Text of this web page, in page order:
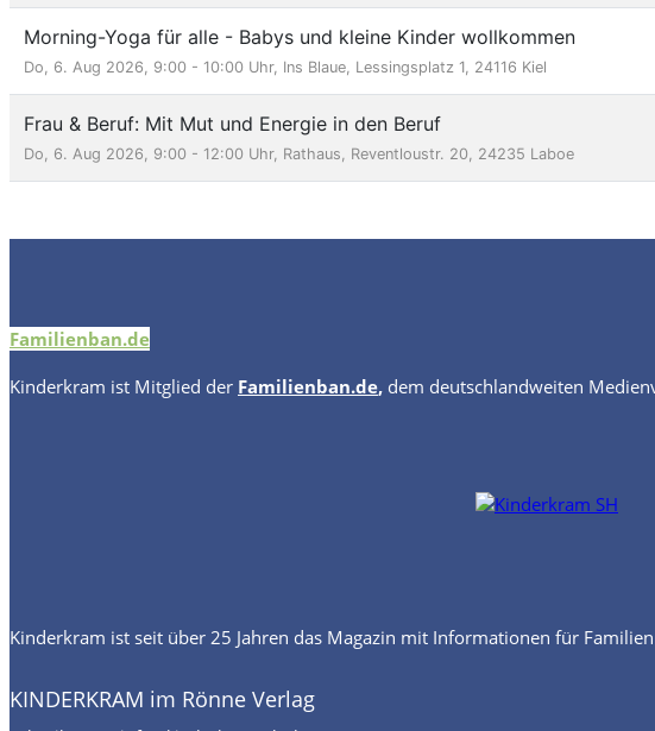
Familienban.de
Kinderkram ist Mitglied der Familienban.de, dem deutschlandweiten
Kinderkram ist seit über 25 Jahren das Magazin mit Informationen für
KINDERKRAM im Rönne Verlag